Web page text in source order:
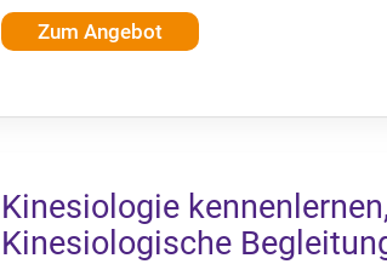
Zum Angebot
Kinesiologie kennenlernen,
Kinesiologische